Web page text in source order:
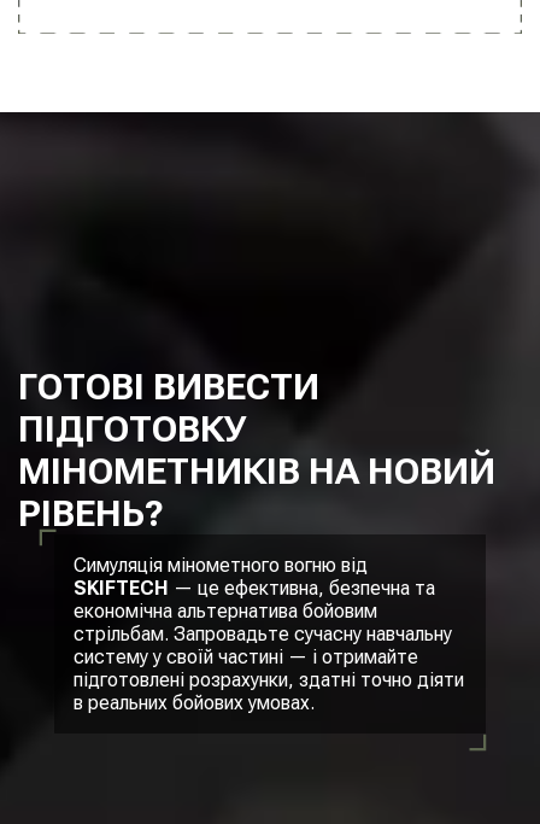
ГОТОВІ ВИВЕСТИ
ПІДГОТОВКУ
МІНОМЕТНИКІВ НА НОВИЙ
РІВЕНЬ?
Симуляція мінометного вогню від
SKIFTECH — це ефективна, безпечна та
економічна альтернатива бойовим
стрільбам. Запровадьте сучасну навчальну
систему у своїй частині — і отримайте
підготовлені розрахунки, здатні точно діяти
в реальних бойових умовах.